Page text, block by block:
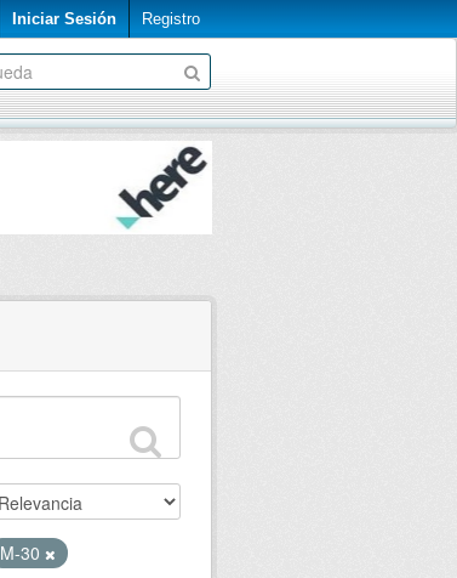
Iniciar Sesión Registro
M-30